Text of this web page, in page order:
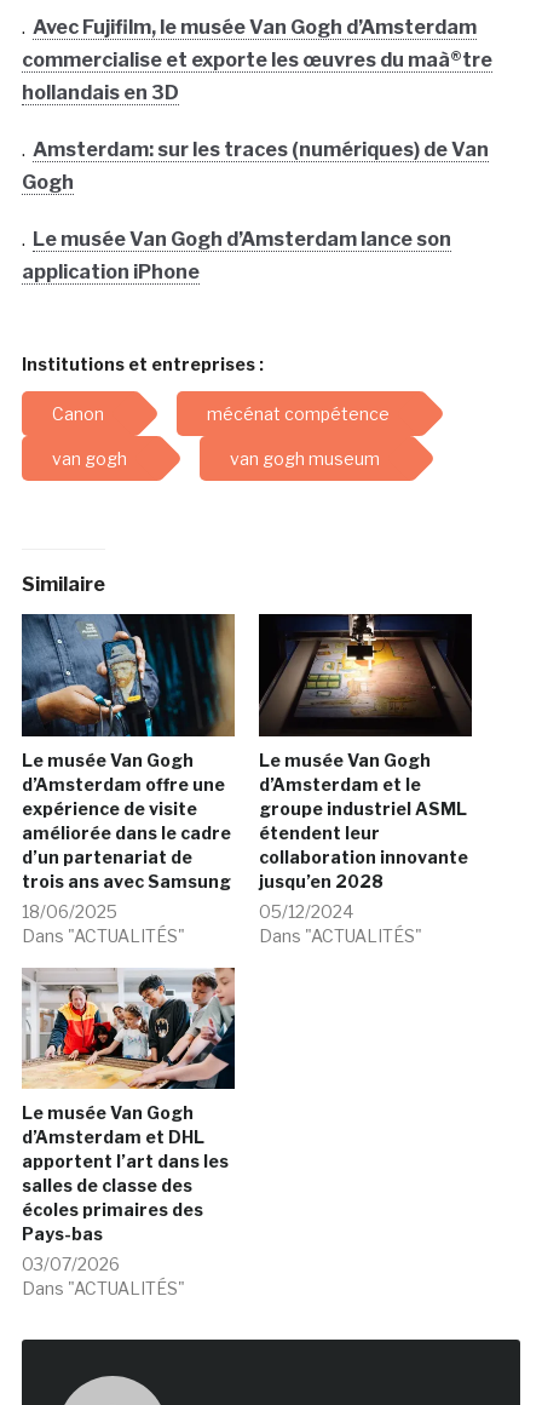
. Avec Fujifilm, le musée Van Gogh d’Amsterdam
commercialise et exporte les œuvres du maà®tre
hollandais en 3D
. Amsterdam: sur les traces (numériques) de Van
Gogh
. Le musée Van Gogh d’Amsterdam lance son
application iPhone
Institutions et entreprises :
Canon mécénat compétence
van gogh van gogh museum
Similaire
Le musée Van Gogh
d’Amsterdam offre une
expérience de visite
améliorée dans le cadre
d’un partenariat de
trois ans avec Samsung
18/06/2025
Dans "ACTUALITÉS"
Le musée Van Gogh
d’Amsterdam et le
groupe industriel ASML
étendent leur
collaboration innovante
jusqu’en 2028
05/12/2024
Dans "ACTUALITÉS"
Le musée Van Gogh
d’Amsterdam et DHL
apportent l’art dans les
salles de classe des
écoles primaires des
Pays-bas
03/07/2026
Dans "ACTUALITÉS"